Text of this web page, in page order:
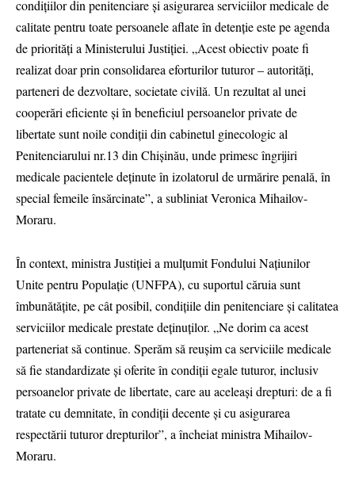
condițiilor din penitenciare și asigurarea serviciilor medicale de
calitate pentru toate persoanele aflate în detenție este pe agenda
de priorități a Ministerului Justiției. „Acest obiectiv poate fi
realizat doar prin consolidarea eforturilor tuturor – autorități,
parteneri de dezvoltare, societate civilă. Un rezultat al unei
cooperări eficiente și în beneficiul persoanelor private de
libertate sunt noile condiții din cabinetul ginecologic al
Penitenciarului nr.13 din Chișinău, unde primesc îngrijiri
medicale pacientele deținute în izolatorul de urmărire penală, în
special femeile însărcinate”, a subliniat Veronica Mihailov-
Moraru.
În context, ministra Justiției a mulțumit Fondului Națiunilor
Unite pentru Populație (UNFPA), cu suportul căruia sunt
îmbunătățite, pe cât posibil, condițiile din penitenciare și calitatea
serviciilor medicale prestate deținuților. „Ne dorim ca acest
parteneriat să continue. Sperăm să reușim ca serviciile medicale
să fie standardizate și oferite în condiții egale tuturor, inclusiv
persoanelor private de libertate, care au aceleași drepturi: de a fi
tratate cu demnitate, în condiții decente și cu asigurarea
respectării tuturor drepturilor”, a încheiat ministra Mihailov-
Moraru.